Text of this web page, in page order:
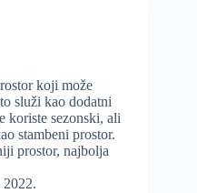
koji može
služi kao dodatni
koriste sezonski, ali
stambeni prostor.
prostor, najbolja
2022.